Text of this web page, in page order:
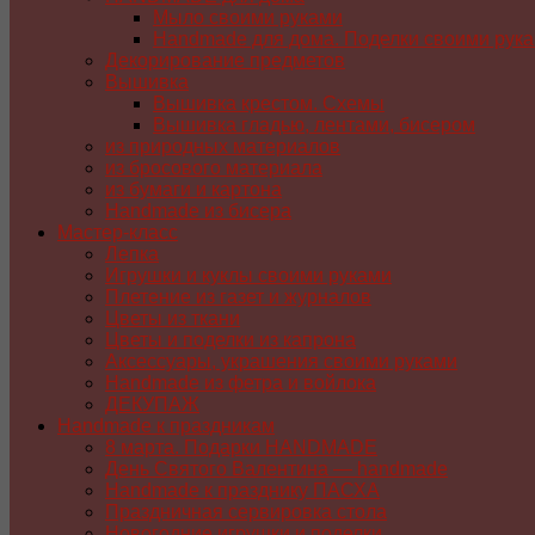
Мыло своими руками
Handmade для дома. Поделки своими
Декорирование предметов
Вышивка
Вышивка крестом. Схемы
Вышивка гладью, лентами, бисером
из природных материалов
из бросового материала
из бумаги и картона
Handmade из бисера
Мастер-класс
Лепка
Игрушки и куклы своими руками
Плетение из газет и журналов
Цветы из ткани
Цветы и поделки из капрона
Аксессуары, украшения своими руками
Handmade из фетра и войлока
ДЕКУПАЖ
Handmade к праздникам
8 марта. Подарки HANDMADE
День Святого Валентина — handmade
Handmade к празднику ПАСХA
Праздничная сервировка стола